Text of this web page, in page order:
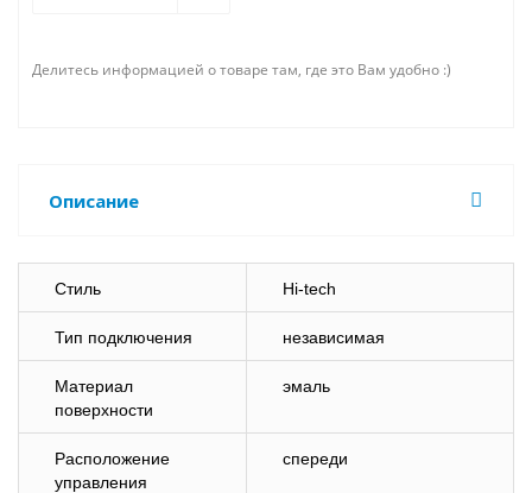
Делитесь информацией о товаре там, где это Вам удобно :)
Описание
Стиль Hi-tech
Тип подключения независимая
Материал
поверхности
эмаль
Расположение
управления
спереди